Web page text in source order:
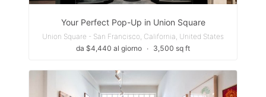
Your Perfect Pop-Up in Union Square
Union Square - San Francisco, California, United States
da $4,440 al giorno ∙ 3,500 sq ft